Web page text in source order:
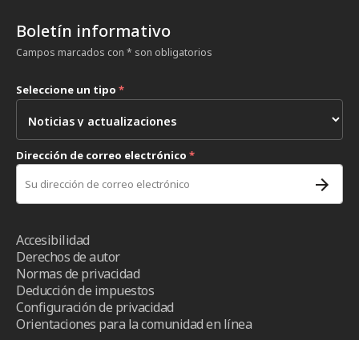
Boletín informativo
Campos marcados con * son obligatorios
Seleccione un tipo *
Dirección de correo electrónico *
Accesibilidad
Derechos de autor
Normas de privacidad
Deducción de impuestos
Configuración de privacidad
Orientaciones para la comunidad en línea